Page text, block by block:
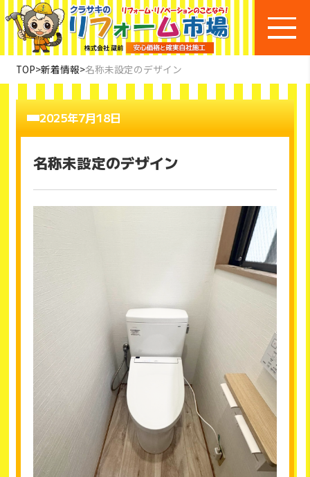
TOP>新着情報>名称未設定のデザイン
2025年7月18日
名称未設定のデザイン